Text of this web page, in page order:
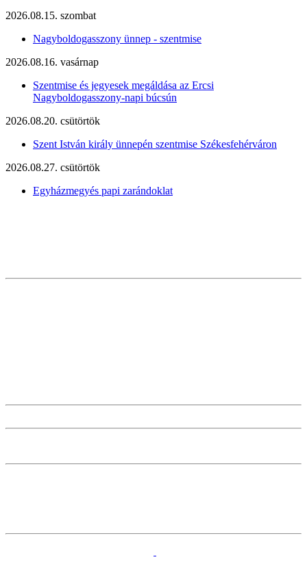
2026.08.15. szombat
Nagyboldogasszony ünnep - szentmise
2026.08.16. vasárnap
Szentmise és jegyesek megáldása az Ercsi
Nagyboldogasszony-napi búcsún
2026.08.20. csütörtök
Szent István király ünnepén szentmise Székesfehérváron
2026.08.27. csütörtök
Egyházmegyés papi zarándoklat